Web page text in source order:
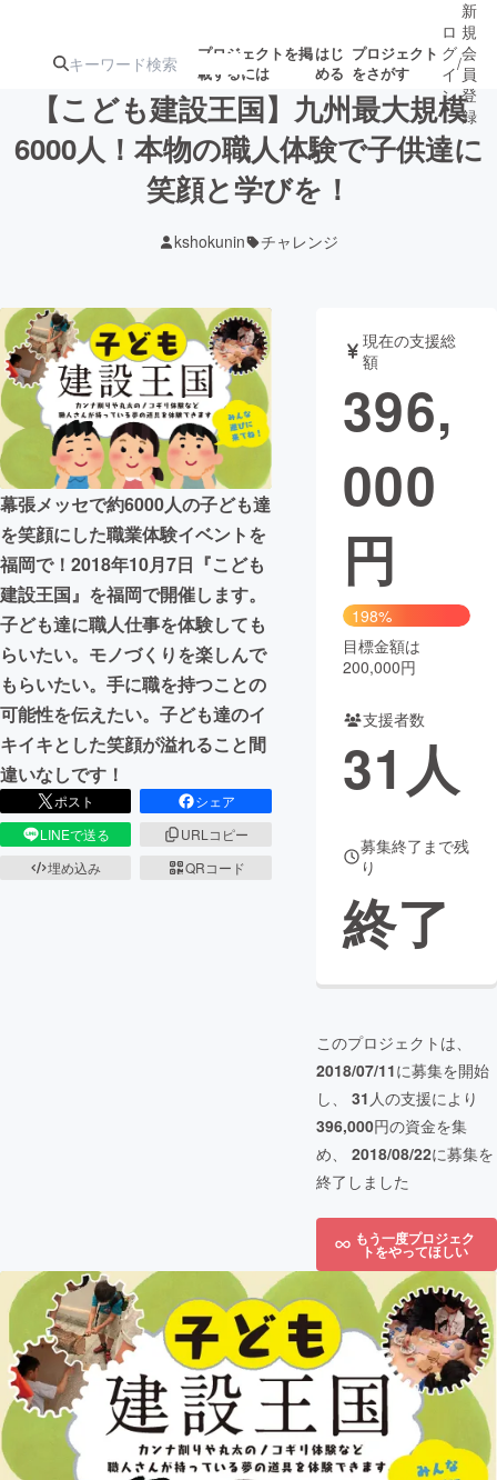
プロジェクトを掲
載するには
はじ
める
プロジェクト
をさがす
注目のリ 注目の新着プロ
ジェクト
募集終了が近いプ
ロジェクト
テクノロジー・ガジェット
映像・映画 書籍・雑誌
ビジネス・起業 チャレンジ
まちづくり・地域活性化
CAMPFIRE for Social Good
CAMPFIRE Creation
CAMPFIREふるさと納税 machi-ya コミュニティ
ロ
グ
イ
ン
/
新
規
会
員
登
録
【こども建設王国】九州最大規模
6000人！本物の職人体験で子供達に
笑顔と学びを！
kshokunin チャレンジ
幕張メッセで約6000人の子ども達
を笑顔にした職業体験イベントを
福岡で！2018年10月7日『こども
建設王国』を福岡で開催します。
子ども達に職人仕事を体験しても
らいたい。モノづくりを楽しんで
もらいたい。手に職を持つことの
可能性を伝えたい。子ども達のイ
キイキとした笑顔が溢れること間
違いなしです！
ポスト
シェア
LINEで送る
URLコピー
埋め込み
QRコード
現在の支援総
額
396,
000
円
198%
目標金額は
200,000円
支援者数
31 人
募集終了まで残
り
終了
このプロジェクトは、
2018/07/11に募集を開始
し、 31 人の支援により
396,000円の資金を集
め、 2018/08/22に募集を
終了しました
もう一度プロジェク
トをやってほしい